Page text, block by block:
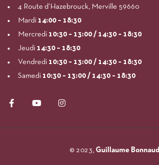
4 Route d’Hazebrouck, Merville 59660
Mardi 14:00 – 18:30
Mercredi 10:30 – 13:00 / 14:30 – 18:30
Jeudi 14:30 – 18:30
Vendredi 10:30 – 13:00 / 14:30 – 18:30
Samedi 10:30 – 13:00 / 14:30 – 18:30
© 2023, Guillaume Bonnaud